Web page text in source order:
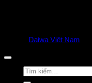
Daiwa Việt Nam
Tìm
kiếm: